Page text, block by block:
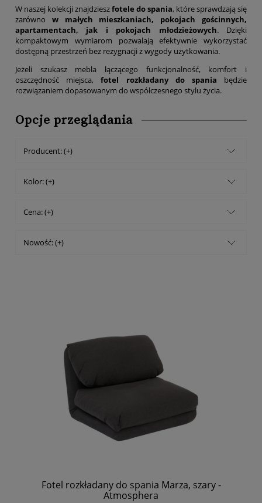
W naszej kolekcji znajdzieszfotele do spania, które sprawdzają się
zarówno w małych mieszkaniach, pokojach gościnnych,
apartamentach, jak i pokojach młodzieżowych. Dzięki
kompaktowym wymiarom pozwalają efektywnie wykorzystać
dostępną przestrzeń bez rezygnacji z wygody użytkowania.
Jeżeli szukasz mebla łączącego funkcjonalność, komfort i
oszczędność miejsca,fotel rozkładany do spania będzie
rozwiązaniem dopasowanym do współczesnego stylu życia.
Opcje przeglądania
Producent: (+)
Kolor: (+)
Cena: (+)
Nowość: (+)
Fotel rozkładany do spania Marza, szary -
Atmosphera